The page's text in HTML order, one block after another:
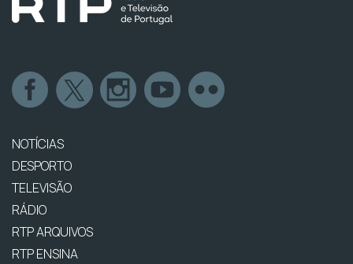
NOTÍCIAS
DESPORTO
TELEVISÃO
RÁDIO
RTP ARQUIVOS
RTP ENSINA